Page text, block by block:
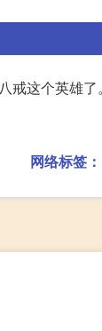
戒这个英雄
网络标签：